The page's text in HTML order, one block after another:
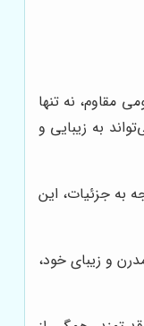
مقاوم، نه تنها
به زیبایی و
به جزئیات، این
و زیبای خود،